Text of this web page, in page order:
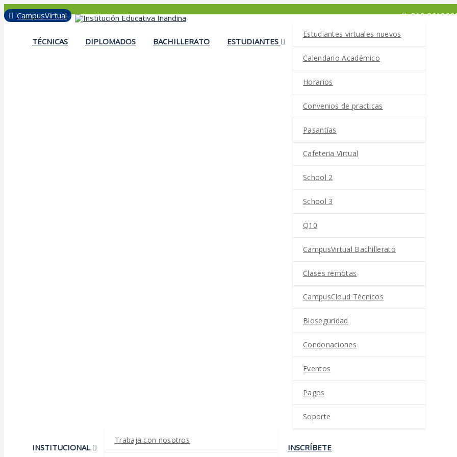
Inicio
CampusVirtual 310
TÉCNICAS DIPLOMADOS BACHILLERATO ESTUDIANTES
Estudiantes virtuales nuevos
Calendario Académico
Horarios
Convenios de practicas
Pasantías
Cafeteria Virtual
School 2
School 3
Q10
CampusVirtual Bachillerato
Clases remotas
CampusCloud Técnicos
Bioseguridad
Condonaciones
Eventos
Pagos
Soporte
INSTITUCIONAL
Trabaja con nosotros
INSCRÍBETE